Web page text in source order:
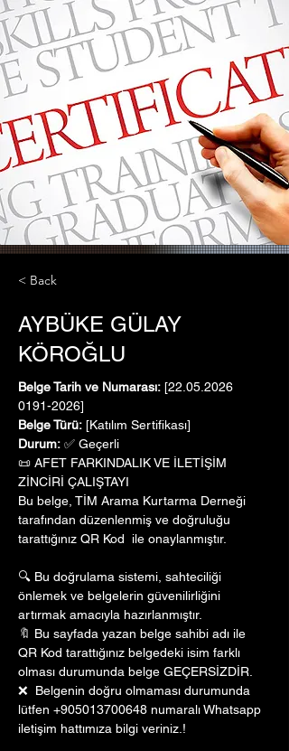
< Back
AYBÜKE GÜLAY
KÖROĞLU
Belge Tarih ve Numarası: [22.05.2026
0191-2026]
Belge Türü: [Katılım Sertifikası]
Durum: ✅ Geçerli
📜 AFET FARKINDALIK VE İLETİŞİM
ZİNCİRİ ÇALIŞTAYI
Bu belge, TİM Arama Kurtarma Derneği
tarafından düzenlenmiş ve doğruluğu
tarattığınız QR Kod  ile onaylanmıştır.
🔍 Bu doğrulama sistemi, sahteciliği
önlemek ve belgelerin güvenilirliğini
artırmak amacıyla hazırlanmıştır.
🔖 Bu sayfada yazan belge sahibi adı ile
QR Kod tarattığınız belgedeki isim farklı
olması durumunda belge GEÇERSİZDİR.
❌  Belgenin doğru olmaması durumunda
lütfen +905013700648 numaralı Whatsapp
iletişim hattımıza bilgi veriniz.!